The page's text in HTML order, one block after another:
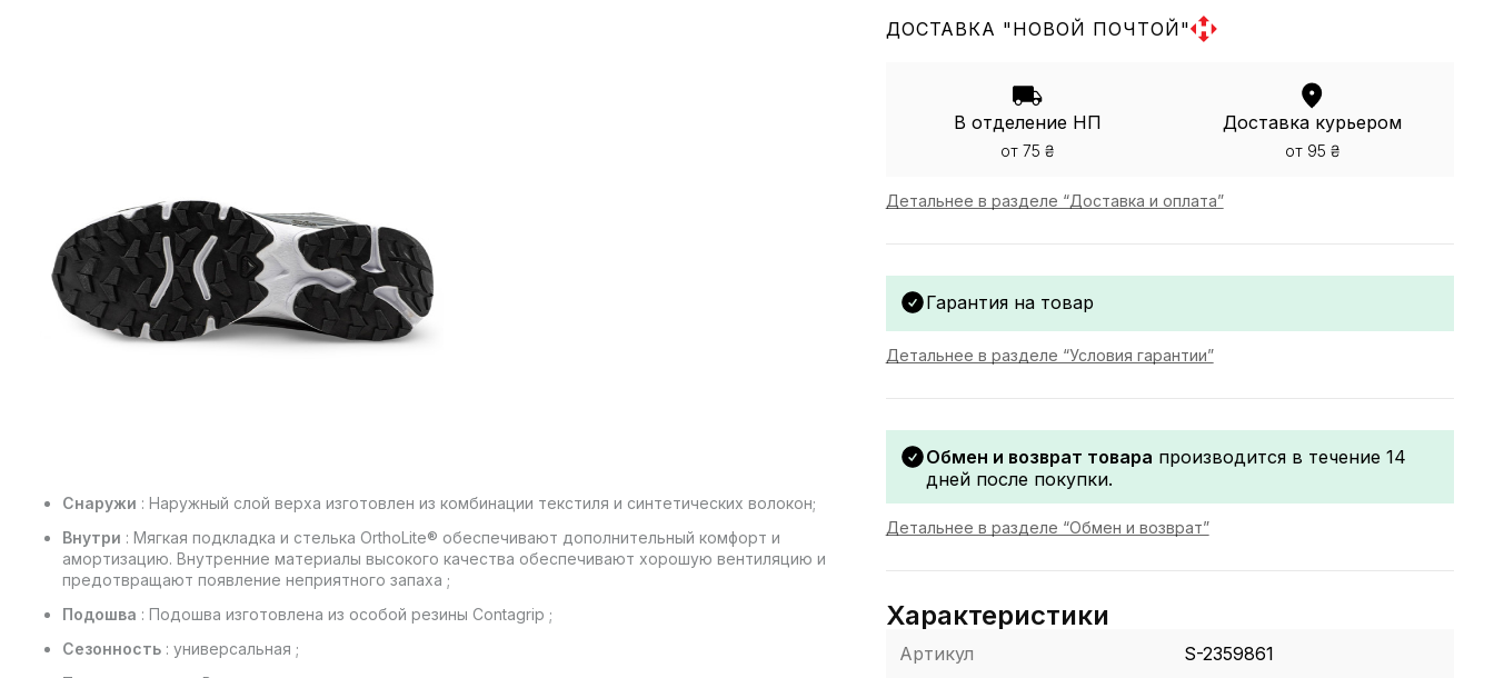
Снаружи : Наружный слой верха изготовлен из комбинации текстиля и синтетических волокон;
Внутри : Мягкая подкладка и стелька OrthoLite® обеспечивают дополнительный комфорт и
амортизацию. Внутренние материалы высокого качества обеспечивают хорошую вентиляцию и
предотвращают появление неприятного запаха ;
Подошва : Подошва изготовлена из особой резины Contagrip ;
Сезонность : универсальная ;
ДОСТАВКА "НОВОЙ ПОЧТОЙ"
В отделение НП
от 75 ₴
Доставка курьером
от 95 ₴
Детальнее в разделе “Доставка и оплата”
Гарантия на товар
Детальнее в разделе “Условия гарантии”
Обмен и возврат товара производится в течение 14
дней после покупки.
Детальнее в разделе “Обмен и возврат”
Характеристики
Артикул S-2359861